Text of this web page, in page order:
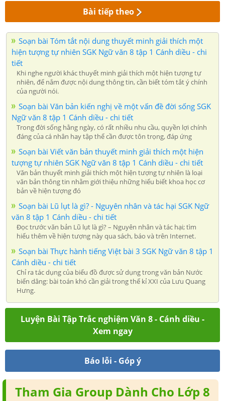
Bài tiếp theo
Soạn bài Tóm tắt nội dung thuyết minh giải thích một
hiện tượng tự nhiên SGK Ngữ văn 8 tập 1 Cánh diều - chi
tiết
Khi nghe người khác thuyết minh giải thích một hiện tượng tự
nhiên, để nắm được nội dung thông tin, cần biết tóm tắt ý chính
của người nói.
Soạn bài Văn bản kiến nghị về một vấn đề đời sống SGK
Ngữ văn 8 tập 1 Cánh diều - chi tiết
Trong đời sống hằng ngày, có rất nhiều nhu cầu, quyền lợi chính
đáng của cá nhân hay tập thể cần được tôn trọng, đáp ứng
Soạn bài Viết văn bản thuyết minh giải thích một hiện
tượng tự nhiên SGK Ngữ văn 8 tập 1 Cánh diều - chi tiết
Văn bản thuyết minh giải thích một hiện tượng tự nhiên là loại
văn bản thông tin nhằm giới thiệu những hiểu biết khoa học cơ
bản về hiện tượng đó
Soạn bài Lũ lụt là gì? - Nguyên nhân và tác hại SGK Ngữ
văn 8 tập 1 Cánh diều - chi tiết
Đọc trước văn bản Lũ lụt là gì? – Nguyên nhân và tác hại; tìm
hiểu thêm về hiện tượng này qua sách, báo và trên Internet.
Soạn bài Thực hành tiếng Việt bài 3 SGK Ngữ văn 8 tập 1
Cánh diều - chi tiết
Chỉ ra tác dụng của biểu đồ được sử dụng trong văn bản Nước
biển dâng: bài toán khó cần giải trong thế kỉ XXI của Lưu Quang
Hưng.
Luyện Bài Tập Trắc nghiệm Văn 8 - Cánh diều -
Xem ngay
Báo lỗi - Góp ý
Tham Gia Group Dành Cho Lớp 8